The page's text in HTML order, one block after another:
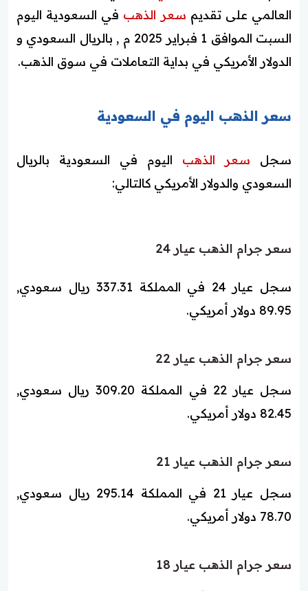
العالمي على تقديم سعر الذهب في السعودية اليوم
السبت الموافق 1 فبراير 2025 م , بالريال السعودي و
الدولار الأمريكي في بداية التعاملات في سوق الذهب.
سعر الذهب اليوم في السعودية
سجل سعر الذهب اليوم في السعودية بالريال
السعودي والدولار الأمريكي كالتالي:
سعر جرام الذهب عيار 24
سجل عيار 24 في المملكة 337.31 ريال سعودي,
89.95 دولار أمريكي.
سعر جرام الذهب عيار 22
سجل عيار 22 في المملكة 309.20 ريال سعودي,
82.45 دولار أمريكي.
سعر جرام الذهب عيار 21
سجل عيار 21 في المملكة 295.14 ريال سعودي,
78.70 دولار أمريكي.
سعر جرام الذهب عيار 18